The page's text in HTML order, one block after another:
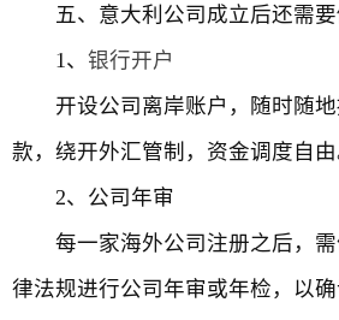
五、意大利公司成立后还需要
1、 银行开户
开设公司离岸账户，随时随地
款，绕开外汇管制，资金调度自由
2、公司年审
每一家海外公司注册之后，需
律法规进行公司年审或年检，以